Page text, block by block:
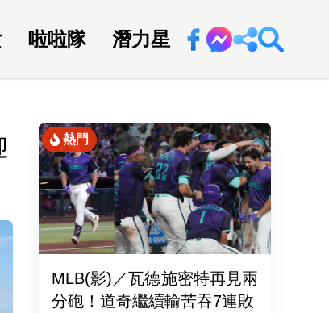
啦啦隊 潛力星 回新聞網
熱門
MLB(影)／瓦德施密特再見兩
分砲！道奇繼續輸苦吞7連敗